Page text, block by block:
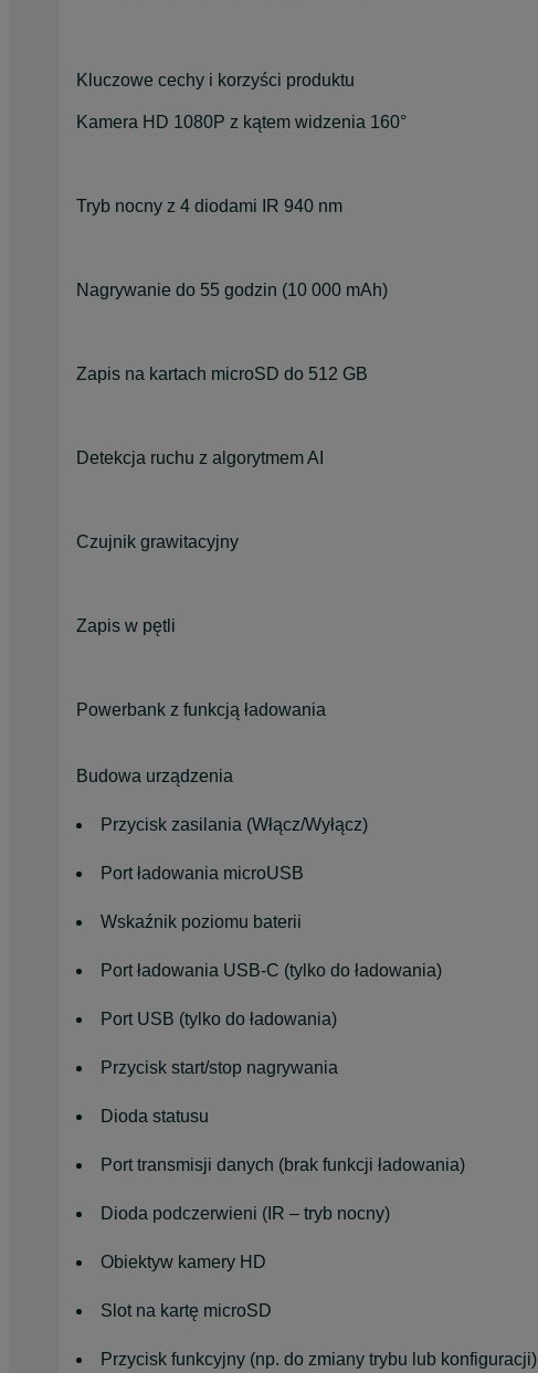
Kluczowe cechy i korzyści produktu
Kamera HD 1080P z kątem widzenia 160°
Tryb nocny z 4 diodami IR 940 nm
Nagrywanie do 55 godzin (10 000 mAh)
Zapis na kartach microSD do 512 GB
Detekcja ruchu z algorytmem AI
Czujnik grawitacyjny
Zapis w pętli
Powerbank z funkcją ładowania
Budowa urządzenia
Przycisk zasilania (Włącz/Wyłącz)
Port ładowania microUSB
Wskaźnik poziomu baterii
Port ładowania USB-C (tylko do ładowania)
Port USB (tylko do ładowania)
Przycisk start/stop nagrywania
Dioda statusu
Port transmisji danych (brak funkcji ładowania)
Dioda podczerwieni (IR – tryb nocny)
Obiektyw kamery HD
Slot na kartę microSD
Przycisk funkcyjny (np. do zmiany trybu lub konfiguracji)